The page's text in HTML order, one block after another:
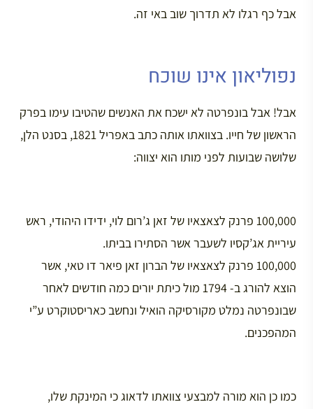
אבל כף רגלו לא תדרוך שוב באי זה.
נפוליאון אינו שוכח
אבל! אבל בונפרטה לא ישכח את האנשים שהטיבו עימו בפרק
הראשון של חייו. בצוואתו אותה כתב באפריל 1821, בסנט הלן,
שלושה שבועות לפני מותו הוא יצווה:
100,000 פרנק לצאצאיו של זאן ג’רום לוי, ידידו היהודי, ראש
עיריית אג’קסיו לשעבר אשר הסתירו בביתו.
100,000 פרנק לצאצאיו של הברון זאן פיאר דו טאי, אשר
הוצא להורג ב- 1794 מול כיתת יורים כמה חודשים לאחר
שבונפרטה נמלט מקורסיקה הואיל ונחשב כאריסטוקרט ע”י
המהפכנים.
כמו כן הוא מורה למבצעי צוואתו לדאוג כי המינקת שלו,